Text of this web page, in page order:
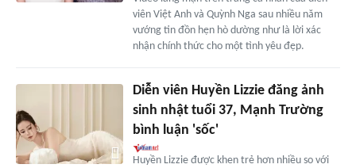
viên Việt Anh và Quỳnh Nga sau nhiều năm
vướng tin đồn hẹn hò dường như là lời xác
nhận chính thức cho một tình yêu đẹp.
Diễn viên Huyền Lizzie đăng ảnh
sinh nhật tuổi 37, Mạnh Trường
bình luận 'sốc'
Huyền Lizzie được khen trẻ hơn nhiều so với